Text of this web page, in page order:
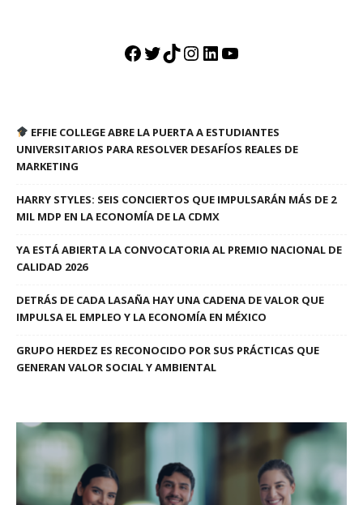
Facebook
Twitter
TikTok
Instagram
LinkedIn
YouTube
EFFIE COLLEGE ABRE LA PUERTA A ESTUDIANTES
UNIVERSITARIOS PARA RESOLVER DESAFÍOS REALES DE
MARKETING
HARRY STYLES: SEIS CONCIERTOS QUE IMPULSARÁN MÁS DE 2
MIL MDP EN LA ECONOMÍA DE LA CDMX
YA ESTÁ ABIERTA LA CONVOCATORIA AL PREMIO NACIONAL DE
CALIDAD 2026
DETRÁS DE CADA LASAÑA HAY UNA CADENA DE VALOR QUE
IMPULSA EL EMPLEO Y LA ECONOMÍA EN MÉXICO
GRUPO HERDEZ ES RECONOCIDO POR SUS PRÁCTICAS QUE
GENERAN VALOR SOCIAL Y AMBIENTAL